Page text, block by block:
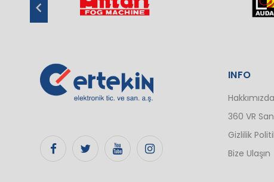
INFO
Hakkımızda
360 VR
Gizlilik
Bize Ulaşın